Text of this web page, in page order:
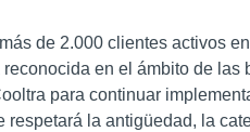
de 2.000 clientes activos
en el ámbito de las
para continuar
la antigüedad, la